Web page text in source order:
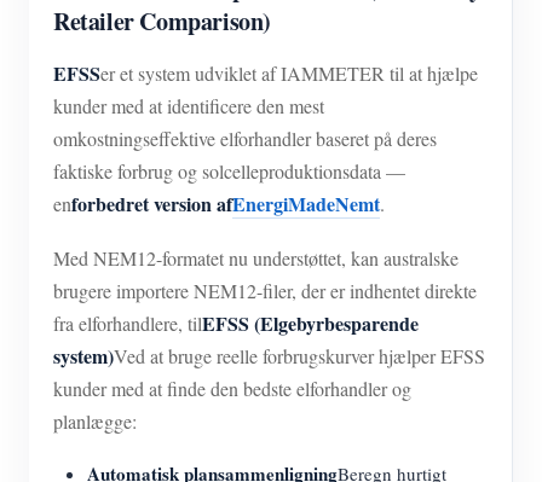
Retailer Comparison)
EFSSer et system udviklet af IAMMETER til at hjælpe
kunder med at identificere den mest
omkostningseffektive elforhandler baseret på deres
faktiske forbrug og solcelleproduktionsdata —
enforbedret version afEnergiMadeNemt.
Med NEM12-formatet nu understøttet, kan australske
brugere importere NEM12-filer, der er indhentet direkte
fra elforhandlere, tilEFSS (Elgebyrbesparende
system)Ved at bruge reelle forbrugskurver hjælper EFSS
kunder med at finde den bedste elforhandler og
planlægge:
Automatisk plansammenligningBeregn hurtigt